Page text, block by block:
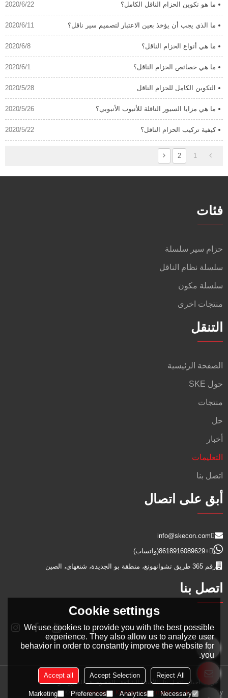
ما هو تكوين الحزام الناقل الكامل؟ 2020/6/22
ما الذي يجب أن يؤخذ بعين الاعتبار لتصميم سير ناقل؟ 2020/6/11
ما هي أنواع الحزام الناقل؟ 2020/6/8
ما هي خصائص الحزام الناقل؟ 2020/6/1
التكوين الكامل للحزام الناقل 2020/5/28
ما هي مزايا السيور الناقلة للأنبوب الأنبوبي؟ 2020/5/26
كيفية تركيب الحزام الناقل؟ 2020/5/22
1
2
فئات
حزام سير سلسلة
سلسلة نظام الناقل
سلسلة مكون
منتجات اخرى
التنقل
الصفحة الرئيسية
حول SKE
منتجات
حل
أخبار
التعليمات
اتصل بنا
أبق على اتصال
info@skecon.com
+8618916089629
(واتساب)
رقم 365 طريق تشوانهونغ، منطقة بو الجديدة، شنغهاي، الصين
اتصل بنا
حولنا أخبار اتصل بنا الأسئلة الشائعة الخصوصية
الشروط والاحكام
Copyright © 2026Shanghai Ku Qiao Equipment Co.,LtdSupport By
Cookie settings
We use cookies to provide you with the best possible
experience. They also allow us to analyze user
behavior in order to constantly improve the website for
you.
Reject All
Accept Selection
Accept all
Necessary
Analytics
Preferences
Marketing